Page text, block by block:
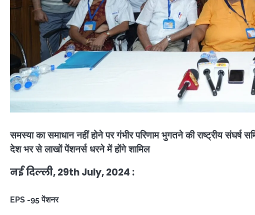
समस्या का समाधान नहीं होने पर गंभीर परिणाम भुगतने की राष्ट्रीय संघर्ष
देश भर से लाखों पेंशनर्स धरने में होंगे शामिल
नई दिल्ली, 29th July, 2024 :
EPS -95 पेंशनर